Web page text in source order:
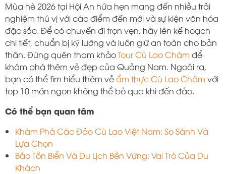
Mùa hè 2026 tại Hội An hứa hẹn mang đến nhiều trải
nghiệm thú vị với các điểm đến mới và sự kiện văn hóa
đặc sắc. Để có chuyến đi trọn vẹn, hãy lên kế hoạch
chi tiết, chuẩn bị kỹ lưỡng và luôn giữ an toàn cho bản
thân. Đừng quên tham khảoTour Cù Lao Chàm để
khám phá thêm vẻ đẹp của Quảng Nam. Ngoài ra,
bạn có thể tìm hiểu thêm vềẩm thực Cù Lao Chàm với
top 10 món ngon không thể bỏ qua khi đến đảo.
Có thể bạn quan tâm
Khám Phá Các Đảo Cù Lao Việt Nam: So Sánh Và
Lựa Chọn
Bảo Tồn Biển Và Du Lịch Bền Vững: Vai Trò Của Du
Khách